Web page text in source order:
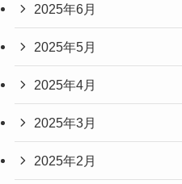
2025年6月
2025年5月
2025年4月
2025年3月
2025年2月